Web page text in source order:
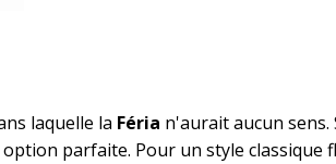
laquelle la Féria n'aurait aucun sens.
parfaite. Pour un style classique